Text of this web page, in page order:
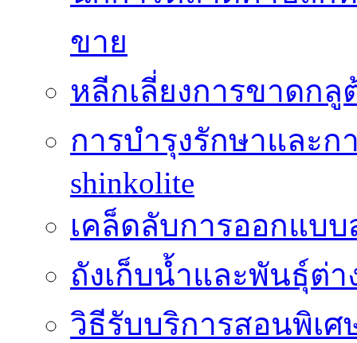
ขาย
หลีกเลี่ยงการขาดก
การบำรุงรักษาและ
shinkolite
เคล็ดลับการออกแบ
ถังเก็บน้ำและพันธุ์ต่า
วิธีรับบริการสอนพิเ